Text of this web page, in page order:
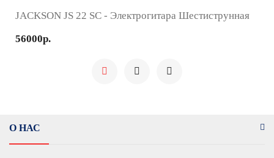
JACKSON JS 22 SC - Электрогитара Шестиструнная
56000р.
О НАС